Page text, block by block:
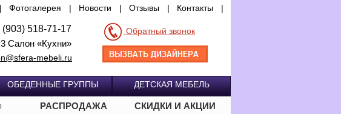
| Фотогалерея | Новости | Отзывы | Контакты |
(903) 518-71-17
Салон «Кухни»
mebeli.ru
Обратный звонок
ОБЕДЕННЫЕ ГРУППЫ ДЕТСКАЯ МЕБЕЛЬ
РАСПРОДАЖА СКИДКИ И АКЦИИ